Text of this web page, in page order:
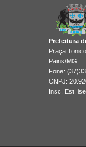
Prefeitura
Praça
Pains/MG
Fone:
CNPJ:
Insc. Est.